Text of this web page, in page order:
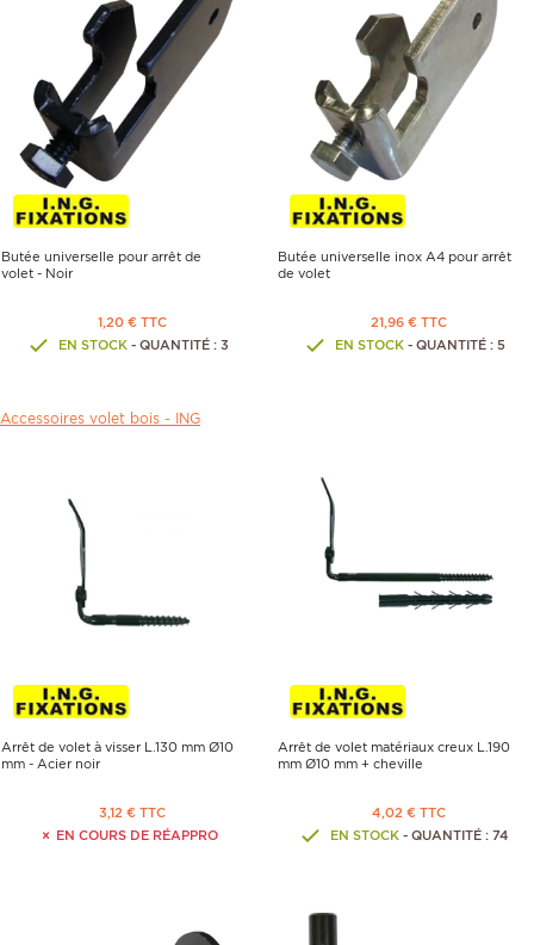
Butée universelle pour arrêt de
volet - Noir
1,20 € TTC
EN STOCK- QUANTITÉ : 3
Butée universelle inox A4 pour arrêt
de volet
21,96 € TTC
EN STOCK- QUANTITÉ : 5
Accessoires volet bois - ING
Arrêt de volet à visser L.130 mm Ø10
mm - Acier noir
3,12 € TTC
EN COURS DE RÉAPPRO
Arrêt de volet matériaux creux L.190
mm Ø10 mm + cheville
4,02 € TTC
EN STOCK - QUANTITÉ : 74